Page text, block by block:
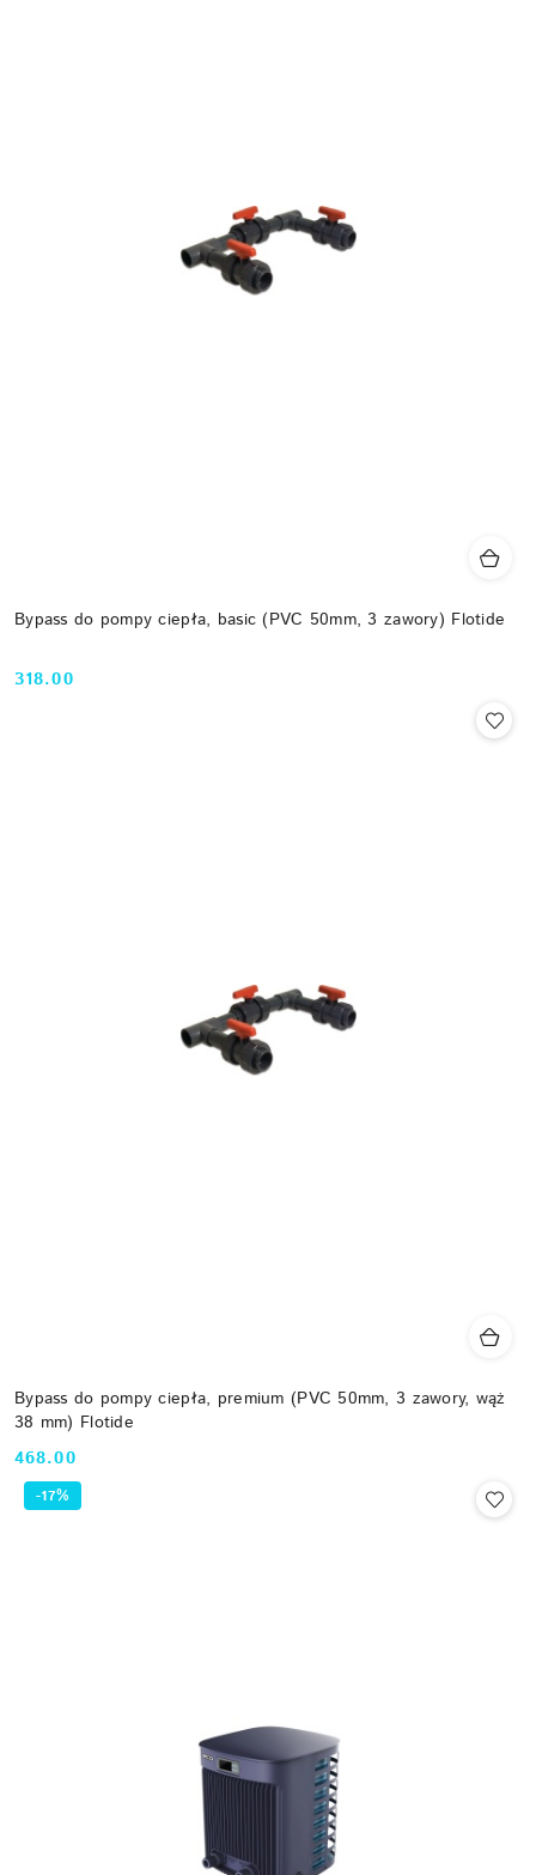
Bypass do pompy ciepła, basic (PVC 50mm, 3 zawory) Flotide
Cena:
318.00
Bypass do pompy ciepła, premium (PVC 50mm, 3 zawory, wąż
38 mm) Flotide
Cena:
468.00
-17%